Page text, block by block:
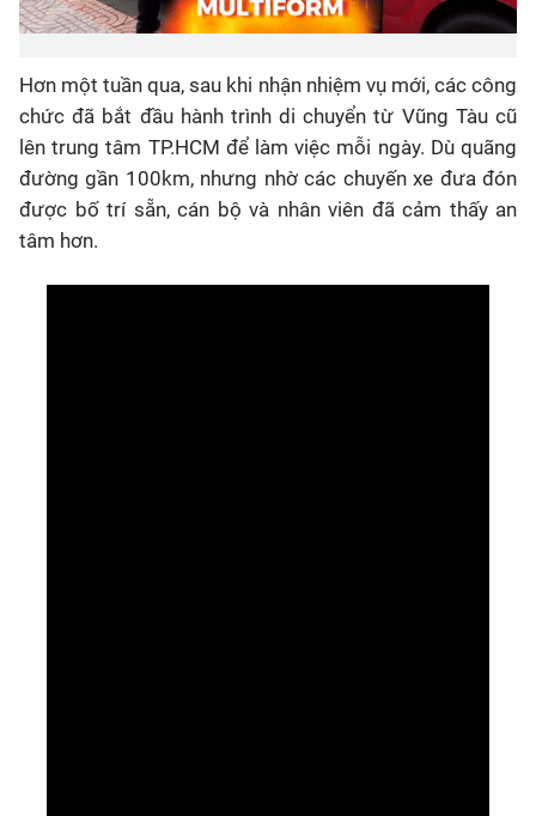
Hơn một tuần qua, sau khi nhận nhiệm vụ mới, các công
chức đã bắt đầu hành trình di chuyển từ Vũng Tàu cũ
lên trung tâm TP.HCM để làm việc mỗi ngày. Dù quãng
đường gần 100km, nhưng nhờ các chuyến xe đưa đón
được bố trí sẵn, cán bộ và nhân viên đã cảm thấy an
tâm hơn.